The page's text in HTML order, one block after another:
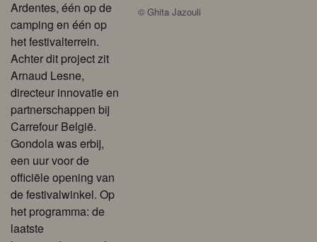
Ardentes, één op de
camping en één op
het festivalterrein.
Achter dit project zit
Arnaud Lesne,
directeur innovatie en
partnerschappen bij
Carrefour België.
Gondola was erbij,
een uur voor de
officiële opening van
de festivalwinkel. Op
het programma: de
laatste
©Ghita Jazouli